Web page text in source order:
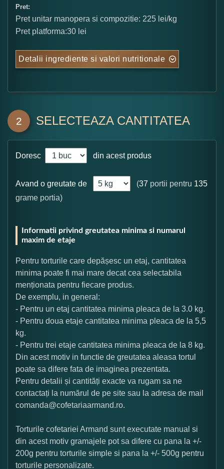
Pret:
Pret unitar manopera si compozitie: 225 lei/kg
Pret platforma:30 lei
Detalii ingrediente si valori nutritionale
2 SELECTEAZA CANTITATEA
Doresc din acest produs
Avand o greutate de (37 portii pentru 135
grame portia)
Informatii privind greutatea minima si numarul
maxim de etaje
Pentru torturile care depășesc un etaj, cantitatea
minima poate fi mai mare decat cea selectabila
menționata pentru fiecare produs.
De exemplu, in general:
- Pentru un etaj cantitatea minima pleaca de la 3.0 kg.
- Pentru doua etaje cantitatea minima pleaca de la 5,5
kg.
- Pentru trei etaje cantitatea minima pleaca de la 8 kg.
Din acest motiv in functie de greutatea aleasa tortul
poate sa difere fata de imaginea prezentata.
Pentru detalii și cantități exacte va rugam sa ne
contactați la numărul de pe site sau la adresa de mail
comanda@cofetariaarmand.ro.
Torturile cofetariei Armand sunt executate manual si
din acest motiv gramajele pot sa difere cu pana la +/-
200g pentru torturile simple si pana la +/- 500g pentru
torturile personalizate.